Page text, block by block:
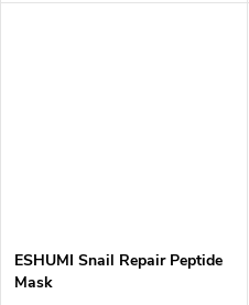
ESHUMI Snail Repair Peptide
Mask